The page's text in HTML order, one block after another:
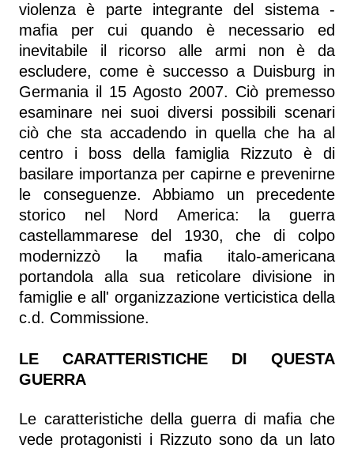
violenza è parte integrante del sistema -
mafia per cui quando è necessario ed
inevitabile il ricorso alle armi non è da
escludere, come è successo a Duisburg in
Germania il 15 Agosto 2007. Ciò premesso
esaminare nei suoi diversi possibili scenari
ciò che sta accadendo in quella che ha al
centro i boss della famiglia Rizzuto è di
basilare importanza per capirne e prevenirne
le conseguenze. Abbiamo un precedente
storico nel Nord America: la guerra
castellammarese del 1930, che di colpo
modernizzò la mafia italo-americana
portandola alla sua reticolare divisione in
famiglie e all' organizzazione verticistica della
c.d. Commissione.
LE CARATTERISTICHE DI QUESTA
GUERRA
Le caratteristiche della guerra di mafia che
vede protagonisti i Rizzuto sono da un lato